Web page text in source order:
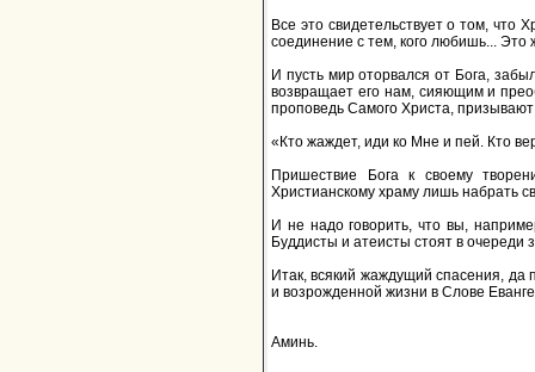
Все это свидетельствует о том, что
соединение с тем, кого любишь... Это
И пусть мир оторвался от Бога,
возвращает его нам, сияющим и
проповедь Самого Христа, призывают
«Кто жаждет, иди ко Мне и пей. Кто
Пришествие Бога к своему
Христианскому храму лишь набрать
И не надо говорить, что вы,
Буддисты и атеисты стоят в
Итак, всякий жаждущий спасения, да
и возрожденной жизни в Слове
Аминь.